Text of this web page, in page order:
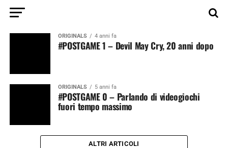
ORIGINALS 4 anni fa
#POSTGAME 1 – Devil May Cry, 20 anni dopo
ORIGINALS 5 anni fa
#POSTGAME 0 – Parlando di videogiochi
fuori tempo massimo
ALTRI ARTICOLI